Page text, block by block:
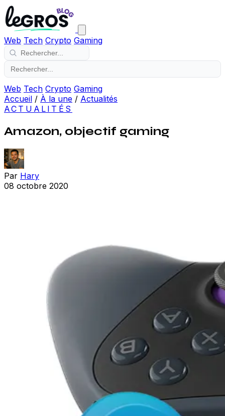
Web Tech Crypto Gaming
Web Tech Crypto Gaming
Accueil / À la une / Actualités
ACTUALITÉS
Amazon, objectif gaming
Par Hary
08 octobre 2020